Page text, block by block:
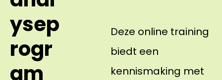
ysep
rogr
am
Deze online training
biedt een
kennismaking met